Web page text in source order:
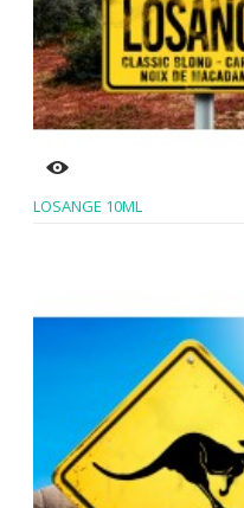
LOSANGE 10ML